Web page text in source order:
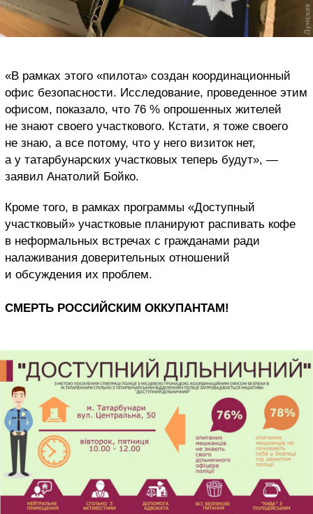
«В рамках этого «пилота» создан координационный
офис безопасности. Исследование, проведенное этим
офисом, показало, что 76 % опрошенных жителей
не знают своего участкового. Кстати, я тоже своего
не знаю, а все потому, что у него визиток нет,
а у татарбунарских участковых теперь будут», —
заявил Анатолий Бойко.
Кроме того, в рамках программы «Доступный
участковый» участковые планируют распивать кофе
в неформальных встречах с гражданами ради
налаживания доверительных отношений
и обсуждения их проблем.
СМЕРТЬ РОССИЙСКИМ ОККУПАНТАМ!